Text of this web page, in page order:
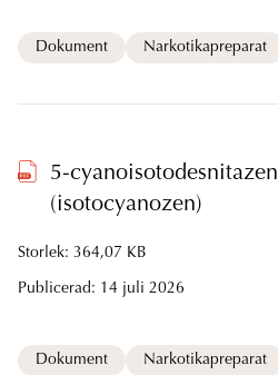
Dokument Narkotikapreparat
5-cyanoisotodesnitazen
(isotocyanozen)
Storlek: 364,07 KB
Publicerad: 14 juli 2026
Dokument Narkotikapreparat